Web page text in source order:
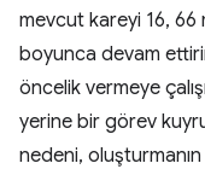
mevcut kareyi 16,
boyunca devam
öncelik vermeye
yerine bir görev
nedeni, oluşturmanın